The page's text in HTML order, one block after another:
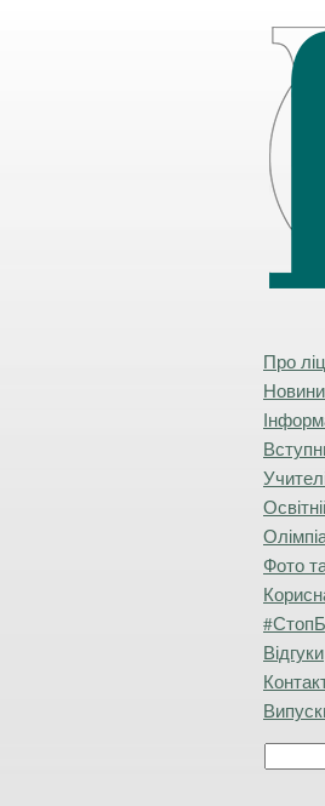
Про
Новини
Фото
Відгуки